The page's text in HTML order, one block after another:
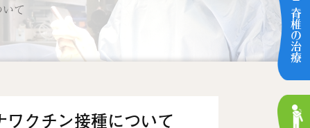
脊椎の治療
て
ワクチン接種について